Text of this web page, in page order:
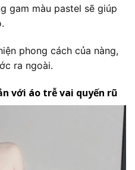
gam màu pastel sẽ giúp
phong cách của nàng,
ra ngoài.
với áo trễ vai quyến rũ